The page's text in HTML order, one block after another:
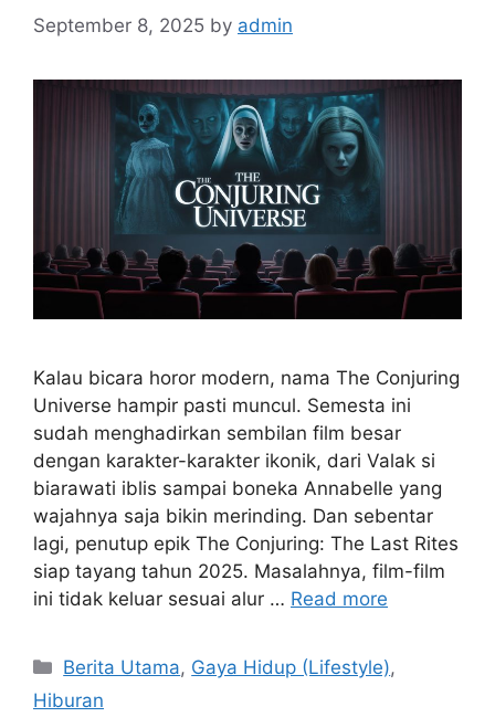
September 8, 2025 by admin
Kalau bicara horor modern, nama The Conjuring
Universe hampir pasti muncul. Semesta ini
sudah menghadirkan sembilan film besar
dengan karakter-karakter ikonik, dari Valak si
biarawati iblis sampai boneka Annabelle yang
wajahnya saja bikin merinding. Dan sebentar
lagi, penutup epik The Conjuring: The Last Rites
siap tayang tahun 2025. Masalahnya, film-film
ini tidak keluar sesuai alur … Read more
C
a
Berita Utama, Gaya Hidup (Lifestyle),
Hiburan